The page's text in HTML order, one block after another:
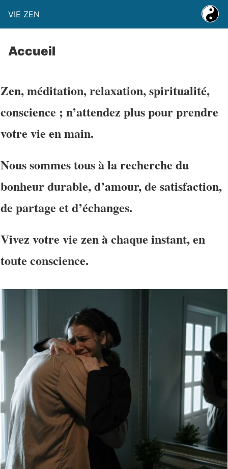
VIE ZEN
Accueil
Zen, méditation, relaxation, spiritualité,
conscience ; n’attendez plus pour prendre
votre vie en main.
Nous sommes tous à la recherche du
bonheurdurable, d’amour, de satisfaction,
de partage et d’échanges.
Vivez votre vie zenà chaque instant, en
toute conscience.